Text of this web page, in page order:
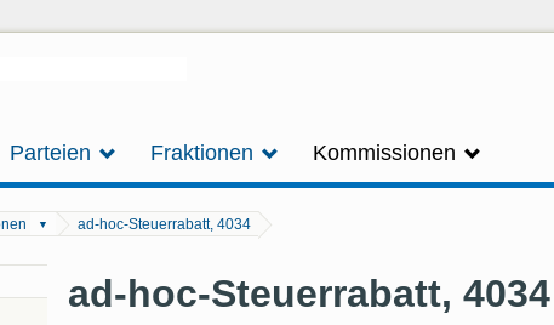
Parteien Fraktionen Kommissionen
▼ ad-hoc-Steuerrabatt, 4034
ad-hoc-Steuerrabatt, 4034